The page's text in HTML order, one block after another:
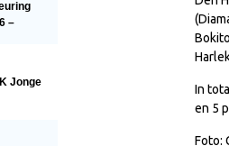
Paarden
In
en 5
Foto:
–
Jonge